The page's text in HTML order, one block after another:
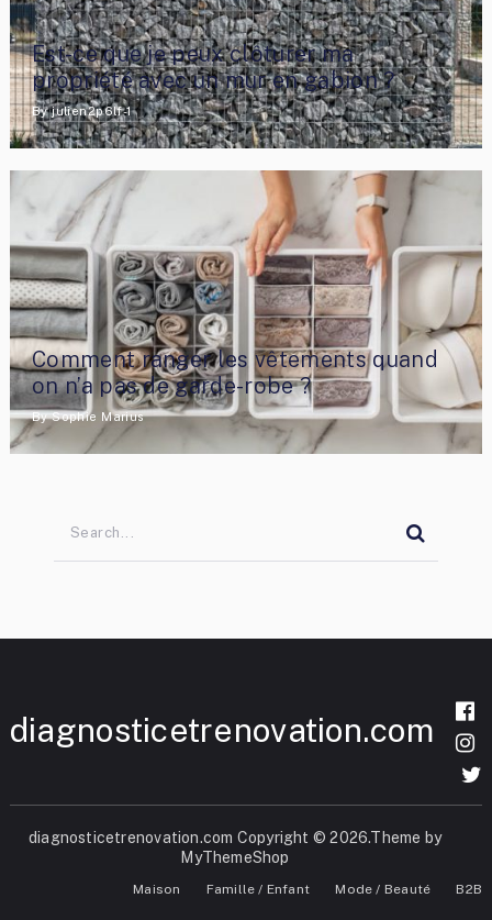
Est-ce que je peux clôturer ma
propriété avec un mur en gabion ?
Byjulien2p6lf-1
Comment ranger les vêtements quand
on n’a pas de garde-robe ?
BySophie Marius
diagnosticetrenovation.com
diagnosticetrenovation.com Copyright © 2026.Theme by
MyThemeShop
Maison Famille / Enfant Mode / Beauté B2B